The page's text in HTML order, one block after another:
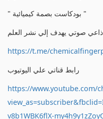
" بودكاست بصمة كيميائية "
صوتي يهدف إلي نشر العلم
https://t.me/
رابط قناتي علي اليوتيوب
https://www.youtube.com/
v8b1WBK6flX-